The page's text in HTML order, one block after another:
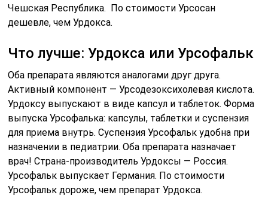
Чешская Республика. По стоимости Урсосан
дешевле, чем Урдокса.
Что лучше: Урдокса или Урсофальк
Оба препарата являются аналогами друг друга.
Активный компонент — Урсодезоксихолевая кислота.
Урдоксу выпускают в виде капсул и таблеток. Форма
выпуска Урсофалька: капсулы, таблетки и суспензия
для приема внутрь. Суспензия Урсофальк удобна при
назначении в педиатрии. Оба препарата назначает
врач! Страна-производитель Урдоксы — Россия.
Урсофальк выпускает Германия. По стоимости
Урсофальк дороже, чем препарат Урдокса.